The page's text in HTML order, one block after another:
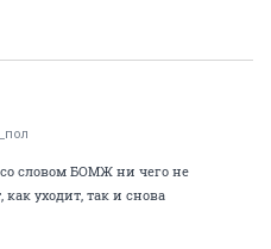
словом БОМЖ ни чего не
уходит, так и снова